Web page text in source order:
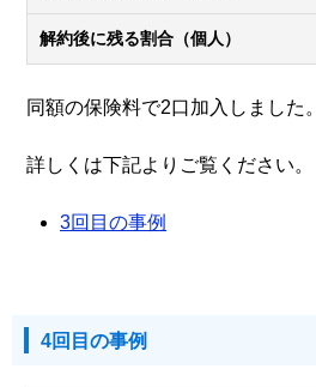
解約後に残る割合（個人）
同額の保険料で2口加入しました。
詳しくは下記よりご覧ください。
3回目の事例
4回目の事例